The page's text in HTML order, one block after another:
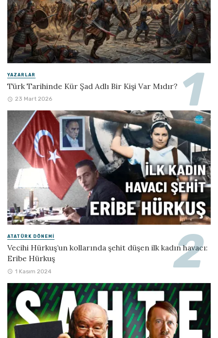
YAZARLAR
Türk Tarihinde Kür Şad Adlı Bir Kişi Var Mıdır?
23 Mart 2026
ATATÜRK DÖNEMI
Vecihi Hürkuş’un kollarında şehit düşen ilk kadın havacı:
Eribe Hürkuş
1 Kasım 2024